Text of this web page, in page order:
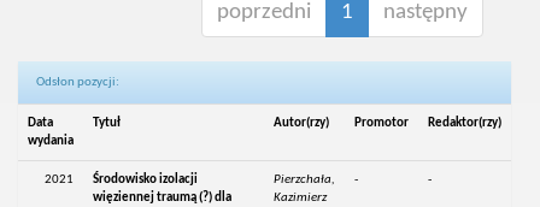
poprzedni 1 następny
Odsłon pozycji:
Data
wydania
Tytuł Autor(rzy) Promotor Redaktor(rzy)
2021
Środowisko izolacji
więziennej traumą (?) dla
Pierzchała,
Kazimierz
- -